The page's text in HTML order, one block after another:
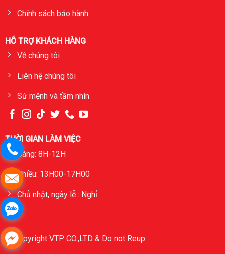
Chính sách bảo hành
HỖ TRỢ KHÁCH HÀNG
Về chúng tôi
Liên hệ chúng tôi
Sứ mệnh và tầm nhìn
THỜI GIAN LÀM VIỆC
Sáng: 8H-12H
Chiều: 13H00-17H00
Chủ nhật, ngày lễ : Nghỉ
© Copyright VTP CO.,LTD & Do not Reup